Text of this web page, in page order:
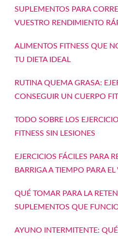
SUPLEMENTOS PARA
VUESTRO RENDIMIENTO
ALIMENTOS FITNESS QUE
TU DIETA IDEAL
RUTINA QUEMA GRASA:
CONSEGUIR UN CUERPO
TODO SOBRE LOS
FITNESS SIN LESIONES
EJERCICIOS FÁCILES PARA
BARRIGA A TIEMPO PARA
QUÉ TOMAR PARA LA
SUPLEMENTOS QUE
AYUNO INTERMITENTE: